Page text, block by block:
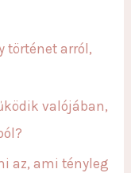
történet arról,
valójában,
az, ami tényleg